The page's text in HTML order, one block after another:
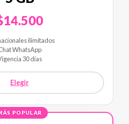
ilimitados
WhatsApp
30 días
Elegir
POPULAR